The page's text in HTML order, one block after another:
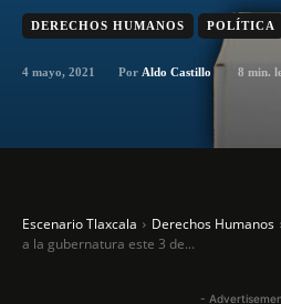
DERECHOS HUMANOS POLÍTICA
4 mayo, 2021 Por Aldo Castillo 8 min.
Escenario Tlaxcala Derechos Humanos
a la gubernatura este 3 de...
-